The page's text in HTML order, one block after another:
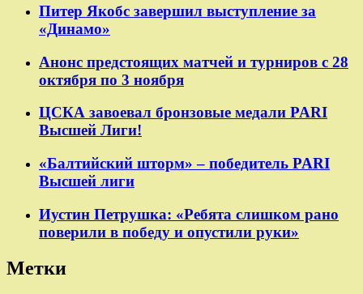
Питер Якобс завершил выступление за
«Динамо»
Анонс предстоящих матчей и турниров с 28
октября по 3 ноября
ЦСКА завоевал бронзовые медали PARI
Высшей Лиги!
«Балтийский шторм» – победитель PARI
Высшей лиги
Иустин Петрушка: «Ребята слишком рано
поверили в победу и опустили руки»
Метки